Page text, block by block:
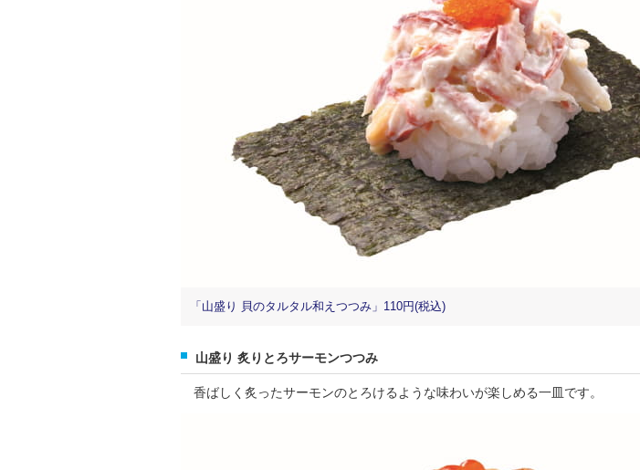
「山盛り 貝のタルタル和えつつみ」110円(税込)
山盛り 炙りとろサーモンつつみ
香ばしく炙ったサーモンのとろけるような味わいが楽しめる一皿です。